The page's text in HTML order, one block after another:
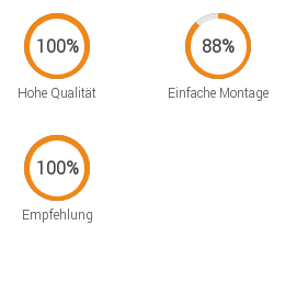
Hohe Qualität Einfache Montage
Empfehlung